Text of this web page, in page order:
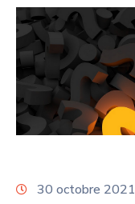
30 octobre 2021